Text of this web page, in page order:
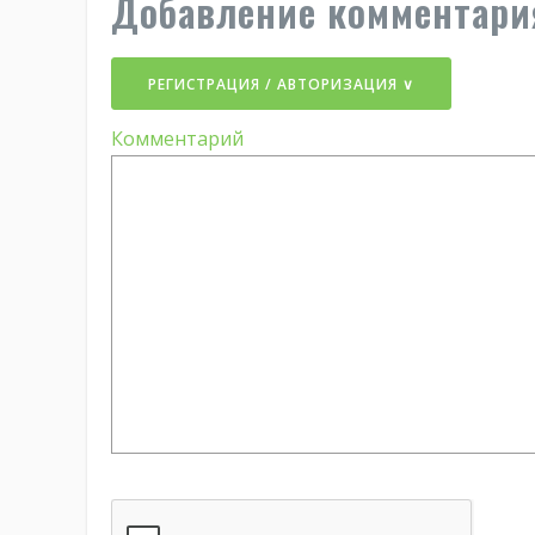
Добавление
РЕГИСТРАЦИЯ / АВТОРИЗАЦИЯ ∨
Комментарий